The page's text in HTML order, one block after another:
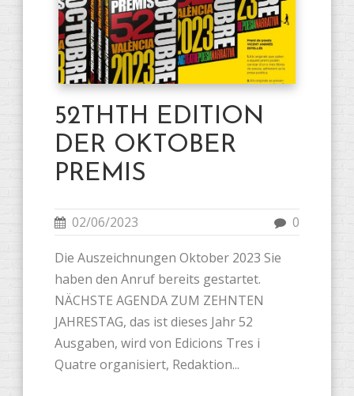
52THTH EDITION
DER OKTOBER
PREMIS
02/06/2023 0
Die Auszeichnungen Oktober 2023 Sie
haben den Anruf bereits gestartet.
NÄCHSTE AGENDA ZUM ZEHNTEN
JAHRESTAG, das ist dieses Jahr 52
Ausgaben, wird von Edicions Tres i
Quatre organisiert, Redaktion...